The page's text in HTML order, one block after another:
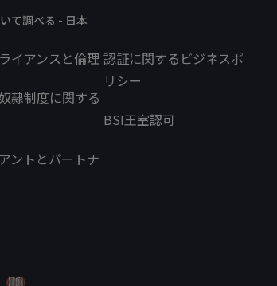
て調べる - 日本
イアンスと倫理
隷制度に関する
ントとパートナ
認証に関するビジネスポ
リシー
BSI王室認可